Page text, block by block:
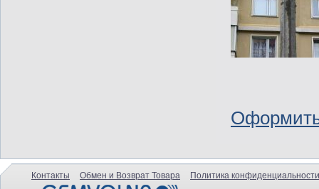
Контакты Обмен и Возврат Товара Политика